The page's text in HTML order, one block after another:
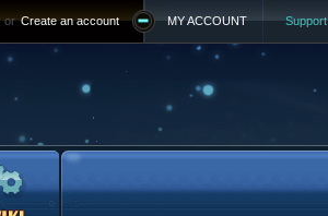
Support
MY ACCOUNT
or Create an account